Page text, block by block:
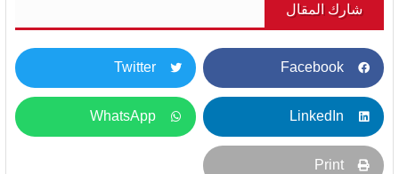
شارك المقال
Facebook
Twitter
LinkedIn
WhatsApp
Print